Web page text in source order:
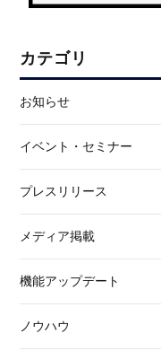
カテゴリ
お知らせ
イベント・セミナー
プレスリリース
メディア掲載
機能アップデート
ノウハウ